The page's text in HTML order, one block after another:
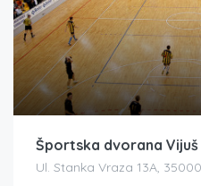
Športska dvorana Vijuš
Ul. Stanka Vraza 13A,